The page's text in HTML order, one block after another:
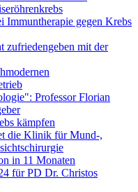
Immuntherapie gegen Krebs
zufriedengeben mit der
Professor Florian
kämpfen
die Klinik für Mund-,
in 11 Monaten
für PD Dr. Christos